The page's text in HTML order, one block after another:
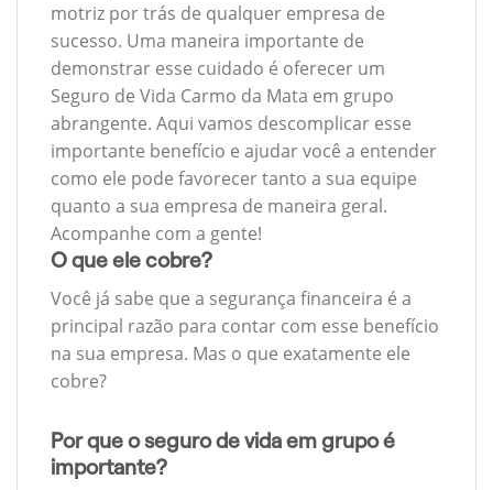
motriz por trás de qualquer empresa de
sucesso. Uma maneira importante de
demonstrar esse cuidado é oferecer um
Seguro de Vida Carmo da Mata em grupo
abrangente. Aqui vamos descomplicar esse
importante benefício e ajudar você a entender
como ele pode favorecer tanto a sua equipe
quanto a sua empresa de maneira geral.
Acompanhe com a gente!
O que ele cobre?
Você já sabe que a segurança financeira é a
principal razão para contar com esse benefício
na sua empresa. Mas o que exatamente ele
cobre?
Por que o seguro de vida em grupo é
importante?